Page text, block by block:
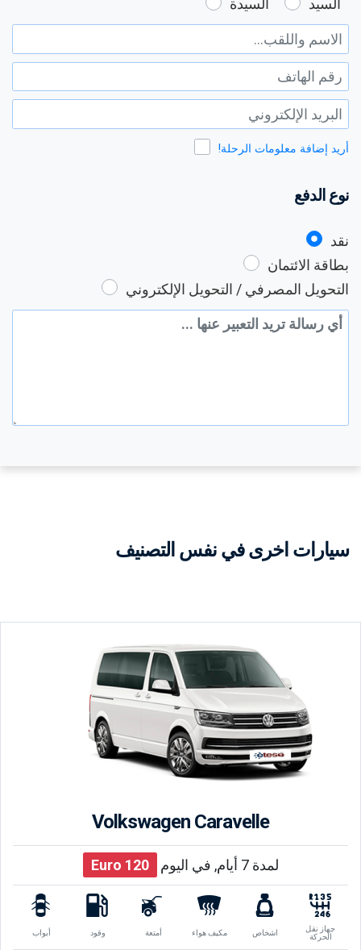
السيد
السيدة
الاسم واللقب :
رقم الهاتف :
البريد الإلكتروني :
أريد إضافة معلومات الرحلة!
نوع الدفع
نوع الدفع :
نقد
بطاقة الائتمان
التحويل المصرفي / التحويل الإلكتروني
رسالة إضافية
سيارات اخرى في نفس التصنيف
Volkswagen Caravelle
لمدة 7 أيام, في اليوم 120
Euro
جهاز نقل
الحركة
اشخاص مكيف هواء أمتعة وقود أبواب